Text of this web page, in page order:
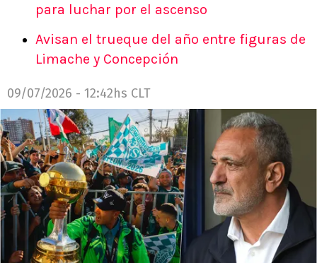
para luchar por el ascenso
Avisan el trueque del año entre figuras de
Limache y Concepción
09/07/2026 - 12:42hs CLT